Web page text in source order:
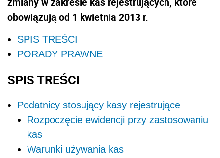
obowiązują od 1 kwietnia 2013 r.
SPIS TREŚCI
PORADY PRAWNE
SPIS TREŚCI
Podatnicy stosujący kasy rejestrujące
Rozpoczęcie ewidencji przy zastosowaniu
kas
Warunki używania kas